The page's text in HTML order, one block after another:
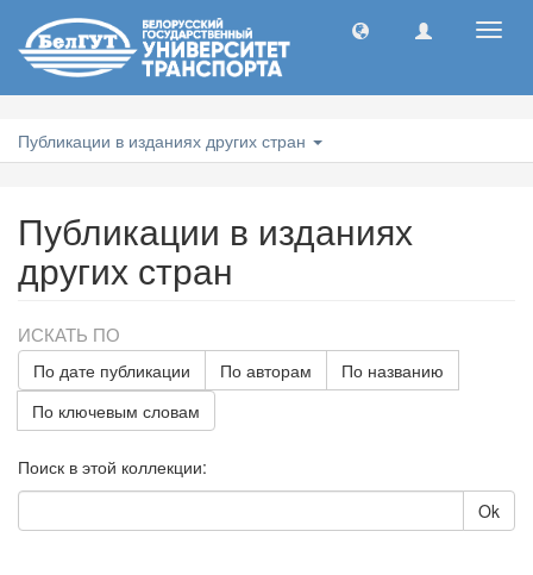
Публикации в изданиях других стран
Публикации в изданиях
других стран
ИСКАТЬ ПО
По дате публикации По авторам
По названию
По ключевым словам
Поиск в этой коллекции:
Ok